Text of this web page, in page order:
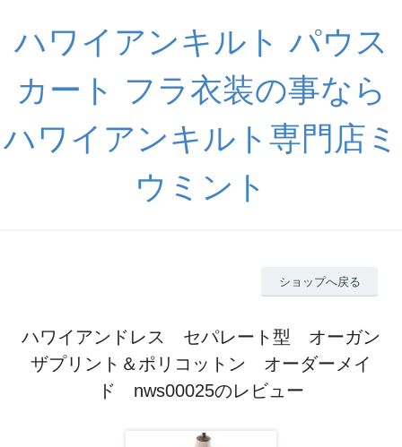
ハワイアンキルト パウス
カート フラ衣装の事なら
ハワイアンキルト専門店ミ
ウミント
ショップへ戻る
ハワイアンドレス セパレート型 オーガン
ザプリント＆ポリコットン オーダーメイ
ド nws00025のレビュー